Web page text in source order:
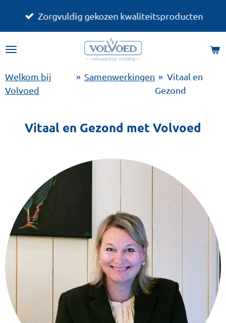
de
Zorgvuldig gekozen kwaliteitsproducten
Welkom bij
Volvoed
» Samenwerkingen » Vitaal en
Gezond
Vitaal en Gezond met Volvoed